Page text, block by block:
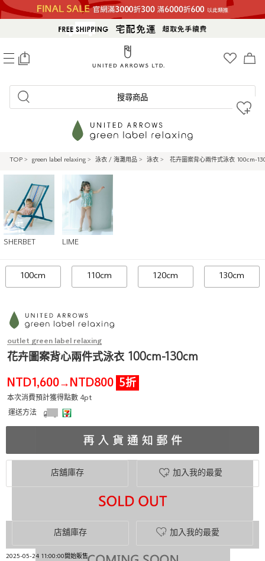
搜尋商品
TOP > green label relaxing > 泳衣 / 海灘用品 > 泳衣 > 花卉圖案背心兩件式泳衣 100cm-
SHERBET LIME
100cm 110cm 120cm 130cm
outlet green label relaxing
花卉圖案背心兩件式泳衣 100cm-130cm
NTD1,600→ NTD800 5折
本次消費預計獲得點數 4pt
運送方法
加入我的最愛
店舖庫存
店舖庫存 加入我的最愛
2025-05-24 11:00:00開始販售